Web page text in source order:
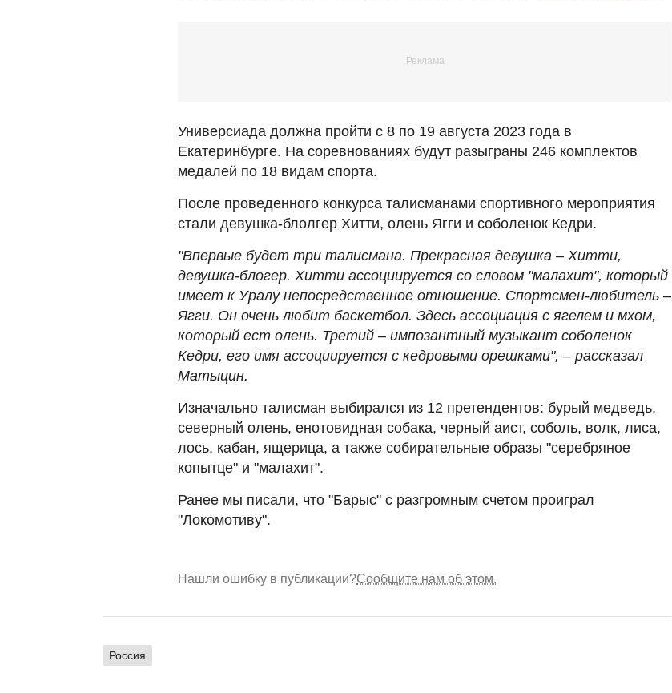
Универсиада должна пройти с 8 по 19 августа 2023 года в
Екатеринбурге. На соревнованиях будут разыграны 246 комплектов
медалей по 18 видам спорта.
После проведенного конкурса талисманами спортивного мероприятия
стали девушка-блолгер Хитти, олень Ягги и соболенок Кедри.
"Впервые будет три талисмана. Прекрасная девушка – Хитти,
девушка-блогер. Хитти ассоциируется со словом "малахит", который
имеет к Уралу непосредственное отношение. Спортсмен-любитель –
Ягги. Он очень любит баскетбол. Здесь ассоциация с ягелем и мхом,
который ест олень. Третий – импозантный музыкант соболенок
Кедри, его имя ассоциируется с кедровыми орешками", – рассказал
Матыцин.
Изначально талисман выбирался из 12 претендентов: бурый медведь,
северный олень, енотовидная собака, черный аист, соболь, волк, лиса,
лось, кабан, ящерица, а также собирательные образы "серебряное
копытце" и "малахит".
Ранее мы писали, что "Барыс" с разгромным счетом проиграл
"Локомотиву".
Нашли ошибку в публикации?Сообщите нам об этом.
Россия